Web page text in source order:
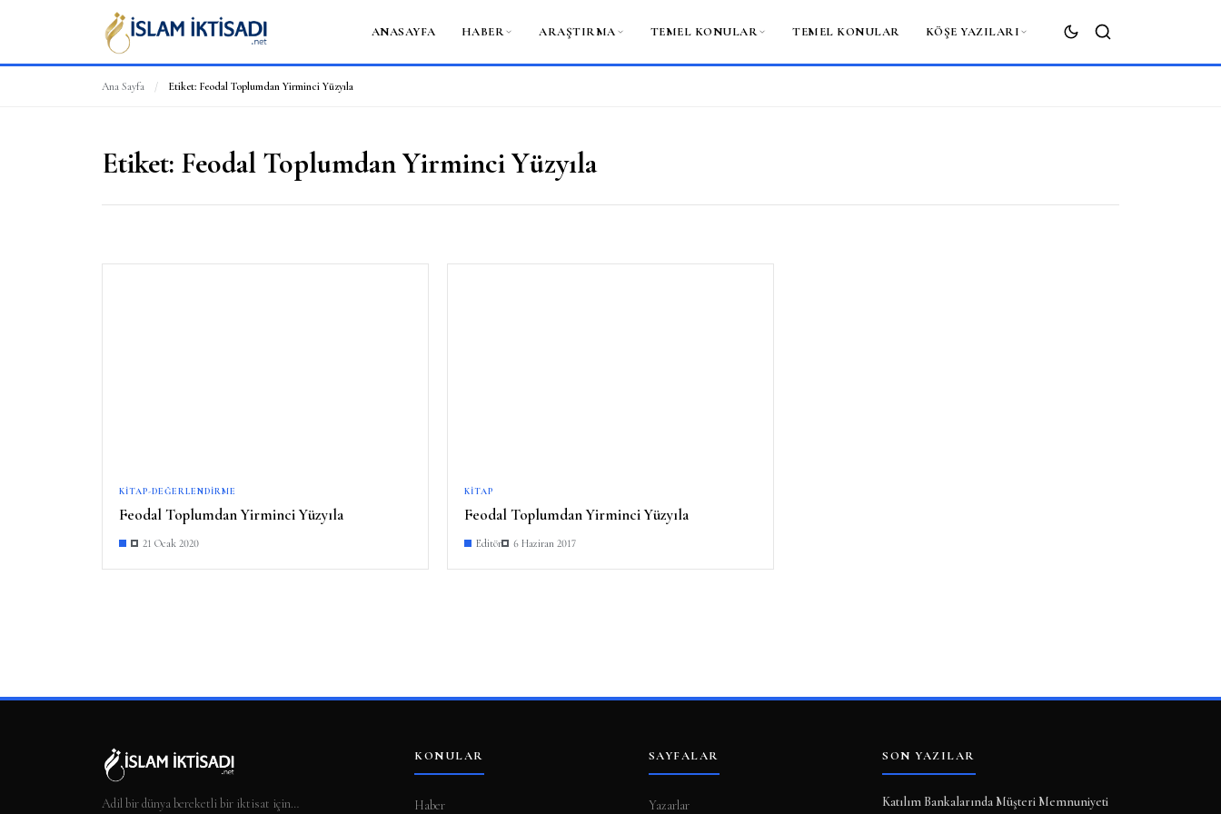
ANASAYFA HABER ARAŞTIRMA TEMEL KONULAR TEMEL KONULAR KÖŞE YAZILARI
ARA
Ana Sayfa / Etiket: Feodal Toplumdan Yirminci Yüzyıla
Etiket: Feodal Toplumdan Yirminci Yüzyıla
KITAP-DEĞERLENDIRME
Feodal Toplumdan Yirminci Yüzyıla
21 Ocak 2020
KITAP
Feodal Toplumdan Yirminci Yüzyıla
Editör 6 Haziran 2017
Adil bir dünya bereketli bir iktisat için…
KONULAR
Haber
SAYFALAR
Yazarlar
SON YAZILAR
Katılım Bankalarında Müşteri Memnuniyeti